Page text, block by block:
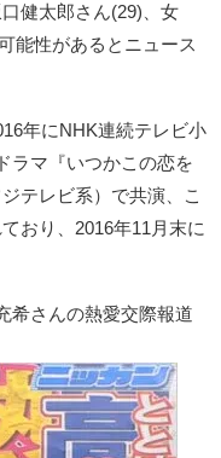
健太郎さん(29)、女
能性があるとニュース
年にNHK連続テレビ小
ラマ『いつかこの恋を
テレビ系）で共演、こ
おり、2016年11月末に
希さんの熱愛交際報道